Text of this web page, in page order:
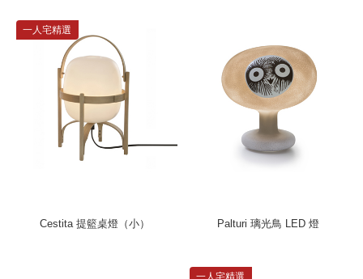
一人宅精選
Cestita 提籃桌燈（小） Palturi 璃光鳥 LED 燈